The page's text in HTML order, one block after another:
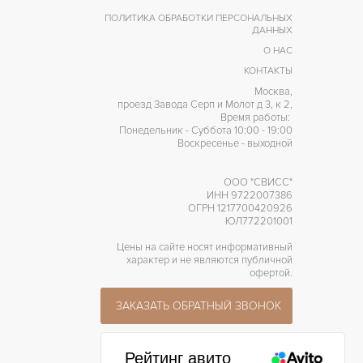
ПОЛИТИКА ОБРАБОТКИ ПЕРСОНАЛЬНЫХ
ДАННЫХ
О НАС
КОНТАКТЫ
Москва,
проезд Завода Серп и Молот д 3, к 2,
Время работы:
Понедельник - Суббота 10:00 - 19:00
Воскресенье - выходной
ООО "СВИСС"
ИНН 9722007386
ОГРН 1217700420926
ЮЛ772201001
Цены на сайте носят информативный
характер и не являются публичной
офертой.
ЗАКАЗАТЬ ОБРАТНЫЙ ЗВОНОК
Рейтинг авито